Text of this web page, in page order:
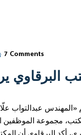
7 Comments
البرقاوي
عبدالتواب
مجموعة الموظفين